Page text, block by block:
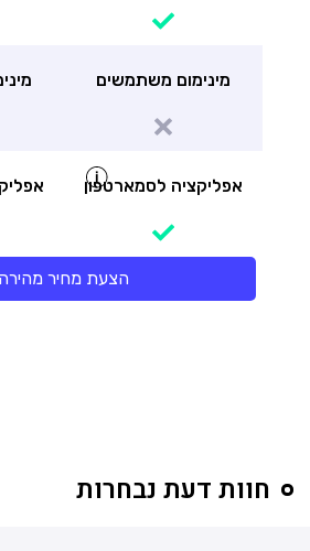
מינימום משתמשים
אפליקציה לסמארטפון
הצעת מחיר מהירה
חוות דעת נבחרות